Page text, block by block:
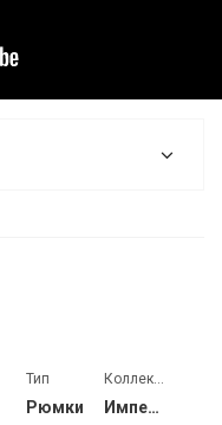
Тип
Рюмки
Коллекция
Император